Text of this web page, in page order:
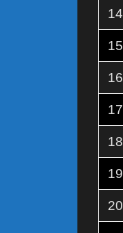
14
15
16
17
18
19
20